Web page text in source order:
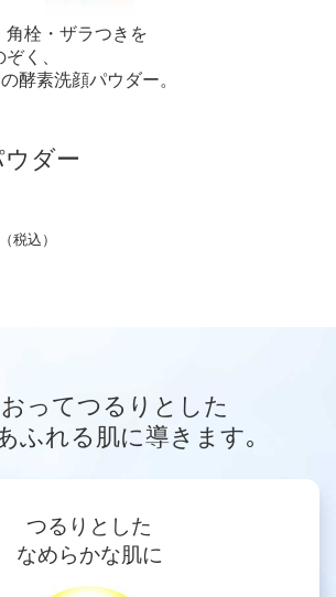
角栓・ザラつきを
く、
酵素洗顔パウダー。
ダー
税込）
ってつるりとした
ふれる肌に導きます｡
つるりとした
なめらかな肌に